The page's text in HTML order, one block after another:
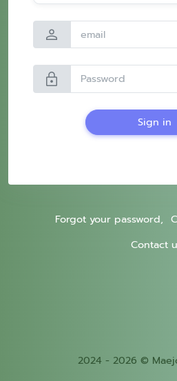
person
lock
Sign in
Forgot your password,
Contact
2024 - 2026 ©